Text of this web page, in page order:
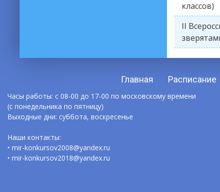
классов)
II
Главная Расписание
Часы работы: с 08-00 до 17-00 по московскому времени
(с понедельника по пятницу)
Выходные дни: суббота, воскресенье
Наши контакты:
• mir-konkursov2008@yandex.ru
• mir-konkursov2018@yandex.ru